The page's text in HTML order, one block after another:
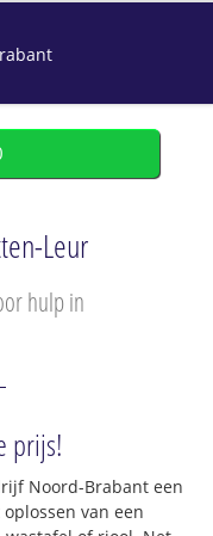
Leur
hulp in
prijs!
Noord-Brabant een
van een